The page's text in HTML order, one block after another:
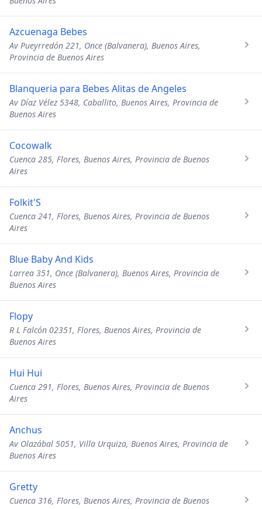
Azcuenaga Bebes
Av Pueyrredón 221, Once (Balvanera), Buenos Aires,
Provincia de Buenos Aires
Blanqueria para Bebes Alitas de Angeles
Av Díaz Vélez 5348, Caballito, Buenos Aires, Provincia de
Buenos Aires
Cocowalk
Cuenca 285, Flores, Buenos Aires, Provincia de Buenos
Aires
Folkit'S
Cuenca 241, Flores, Buenos Aires, Provincia de Buenos
Aires
Blue Baby And Kids
Larrea 351, Once (Balvanera), Buenos Aires, Provincia de
Buenos Aires
Flopy
R L Falcón 02351, Flores, Buenos Aires, Provincia de
Buenos Aires
Hui Hui
Cuenca 291, Flores, Buenos Aires, Provincia de Buenos
Aires
Anchus
Av Olazábal 5051, Villa Urquiza, Buenos Aires, Provincia de
Buenos Aires
Gretty
Cuenca 316, Flores, Buenos Aires, Provincia de Buenos